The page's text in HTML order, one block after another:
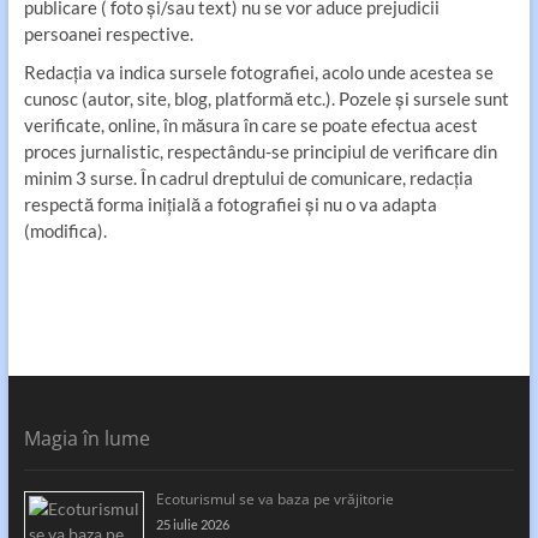
publicare ( foto și/sau text) nu se vor aduce prejudicii
persoanei respective.
Redacția va indica sursele fotografiei, acolo unde acestea se
cunosc (autor, site, blog, platformă etc.). Pozele și sursele sunt
verificate, online, în măsura în care se poate efectua acest
proces jurnalistic, respectându-se principiul de verificare din
minim 3 surse. În cadrul dreptului de comunicare, redacția
respectă forma inițială a fotografiei și nu o va adapta
(modifica).
Magia în lume
Ecoturismul se va baza pe vrăjitorie
25 iulie 2026